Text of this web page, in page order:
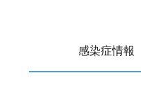
感染症情報